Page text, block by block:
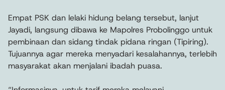
Empat PSK dan lelaki hidung belang tersebut, lanjut
Jayadi, langsung dibawa ke Mapolres Probolinggo untuk
pembinaan dan sidang tindak pidana ringan (Tipiring).
Tujuannya agar mereka menyadari kesalahannya, terlebih
masyarakat akan menjalani ibadah puasa.